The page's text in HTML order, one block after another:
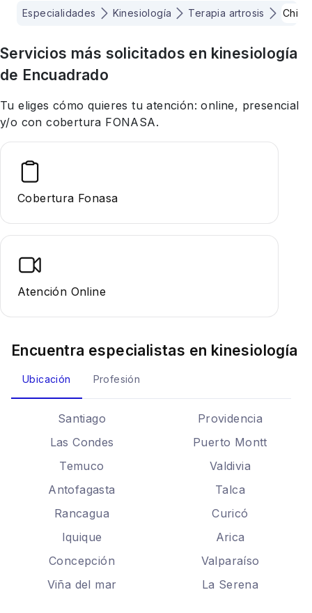
Especialidades Kinesiología Terapia artrosis Chile
Servicios más solicitados en kinesiología
de Encuadrado
Tu eliges cómo quieres tu atención: online, presencial
y/o con cobertura FONASA.
Cobertura Fonasa
Atención Online
Encuentra especialistas en kinesiología
Ubicación Profesión
Santiago
Providencia
Las Condes
Puerto Montt
Temuco
Valdivia
Antofagasta
Talca
Rancagua
Curicó
Iquique
Arica
Concepción
Valparaíso
Viña del mar
La Serena